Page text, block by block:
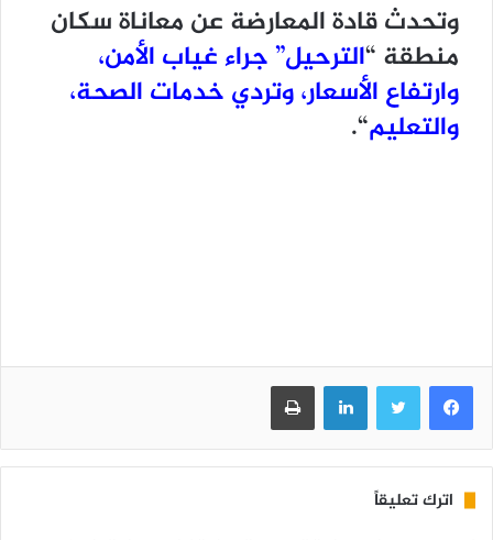
وتحدث قادة المعارضة عن معاناة سكان
منطقة “الترحيل” جراء غياب الأمن،
وارتفاع الأسعار، وتردي خدمات الصحة،
والتعليم“.
فيسبوك تويتر لينكدإن طباعة
اترك تعليقاً